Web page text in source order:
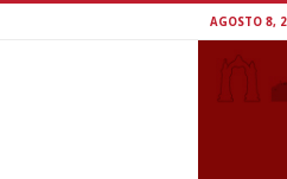
AGOSTO 8,